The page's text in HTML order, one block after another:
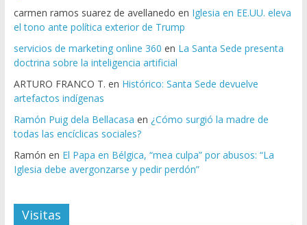
carmen ramos suarez de avellanedo en Iglesia en EE.UU. eleva
el tono ante política exterior de Trump
servicios de marketing online 360 en La Santa Sede presenta
doctrina sobre la inteligencia artificial
ARTURO FRANCO T. en Histórico: Santa Sede devuelve
artefactos indígenas
Ramón Puig dela Bellacasa en ¿Cómo surgió la madre de
todas las encíclicas sociales?
Ramón en El Papa en Bélgica, “mea culpa” por abusos: “La
Iglesia debe avergonzarse y pedir perdón”
Visitas